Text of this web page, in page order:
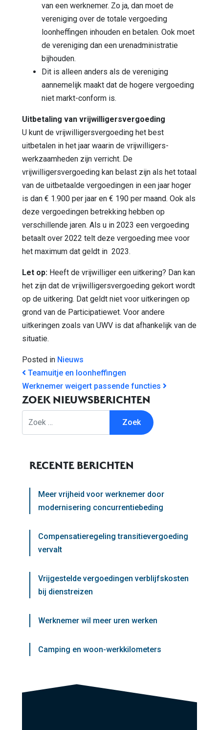
van een werknemer. Zo ja, dan moet de
vereniging over de totale vergoeding
loonheffingen inhouden en betalen. Ook moet
de vereniging dan een urenadministratie
bijhouden.
Dit is alleen anders als de vereniging
aannemelijk maakt dat de hogere vergoeding
niet markt-conform is.
Uitbetaling van vrijwilligersvergoeding
U kunt de vrijwilligersvergoeding het best
uitbetalen in het jaar waarin de vrijwilligers-
werkzaamheden zijn verricht. De
vrijwilligersvergoeding kan belast zijn als het totaal
van de uitbetaalde vergoedingen in een jaar hoger
is dan € 1.900 per jaar en € 190 per maand. Ook als
deze vergoedingen betrekking hebben op
verschillende jaren. Als u in 2023 een vergoeding
betaalt over 2022 telt deze vergoeding mee voor
het maximum dat geldt in 2023.
Let op: Heeft de vrijwilliger een uitkering? Dan kan
het zijn dat de vrijwilligersvergoeding gekort wordt
op de uitkering. Dat geldt niet voor uitkeringen op
grond van de Participatiewet. Voor andere
uitkeringen zoals van UWV is dat afhankelijk van de
situatie.
Posted in Nieuws
BERICHT NAVIGATIE
Teamuitje en loonheffingen
Werknemer weigert passende functies
ZOEK NIEUWSBERICHTEN
RECENTE BERICHTEN
Meer vrijheid voor werknemer door
modernisering concurrentiebeding
Compensatieregeling transitievergoeding
vervalt
Vrijgestelde vergoedingen verblijfskosten
bij dienstreizen
Werknemer wil meer uren werken
Camping en woon-werkkilometers